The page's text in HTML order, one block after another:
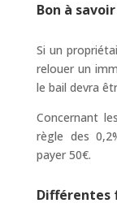
Bon à savoir
Si un
relouer un
le bail devra
Concernant
règle des
payer 50€.
Différentes